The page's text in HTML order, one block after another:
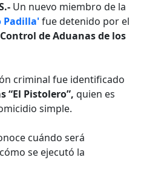
Un nuevo miembro de la
Padilla'fue detenido por el
de Aduanas de los
criminal fue identificado
“El Pistolero”, quien es
simple.
cuándo será
se ejecutó la